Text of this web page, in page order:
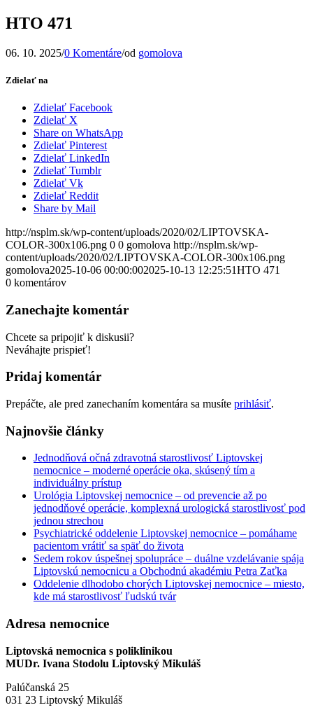
HTO 471
06. 10. 2025/0 Komentáre/od gomolova
Zdielať na
Zdielať Facebook
Zdielať X
Share on WhatsApp
Zdielať Pinterest
Zdielať LinkedIn
Zdielať Tumblr
Zdielať Vk
Zdielať Reddit
Share by Mail
http://nsplm.sk/wp-content/uploads/2020/02/LIPTOVSKA-
COLOR-300x106.png 0 0 gomolova http://nsplm.sk/wp-
content/uploads/2020/02/LIPTOVSKA-COLOR-300x106.png
gomolova2025-10-06 00:00:002025-10-13 12:25:51HTO 471
0 komentárov
Zanechajte komentár
Chcete sa pripojiť k diskusii?
Neváhajte prispieť!
Pridaj komentár
Prepáčte, ale pred zanechaním komentára sa musíte prihlásiť.
Najnovšie články
Jednodňová očná zdravotná starostlivosť Liptovskej
nemocnice – moderné operácie oka, skúsený tím a
individuálny prístup
Urológia Liptovskej nemocnice – od prevencie až po
jednodňové operácie, komplexná urologická starostlivosť pod
jednou strechou
Psychiatrické oddelenie Liptovskej nemocnice – pomáhame
pacientom vrátiť sa späť do života
Sedem rokov úspešnej spolupráce – duálne vzdelávanie spája
Liptovskú nemocnicu a Obchodnú akadémiu Petra Zaťka
Oddelenie dlhodobo chorých Liptovskej nemocnice – miesto,
kde má starostlivosť ľudskú tvár
Adresa nemocnice
Liptovská nemocnica s poliklinikou
MUDr. Ivana Stodolu Liptovský Mikuláš
Palúčanská 25
031 23 Liptovský Mikuláš